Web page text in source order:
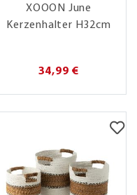
XOOON June
Kerzenhalter H32cm
34,99 €